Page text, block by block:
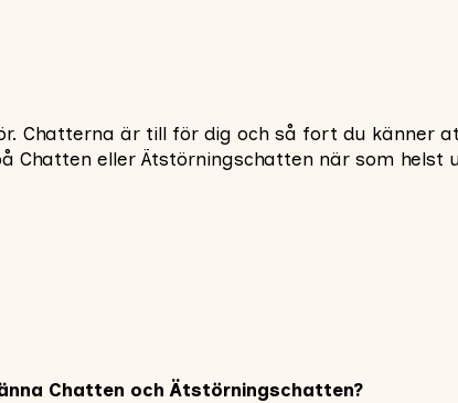
Chatterna är till för dig och så fort du känner
Chatten eller Ätstörningschatten när som helst
Chatten och Ätstörningschatten?